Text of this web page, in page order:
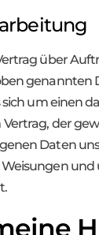
über
genannten
sich um einen
der
Daten